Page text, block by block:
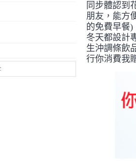
同步體認到
朋友，能方
的免費早餐)
冬天都設計
生沖調條飲
行你消費我